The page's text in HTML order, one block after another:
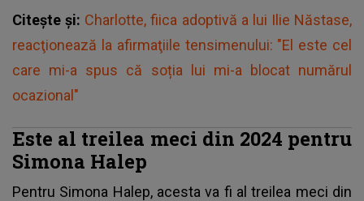
Citește și: Charlotte, fiica adoptivă a lui Ilie Năstase,
reacţionează la afirmaţiile tensimenului: "El este cel
care mi-a spus că soția lui mi-a blocat numărul
ocazional"
Este al treilea meci din 2024 pentru
Simona Halep
Pentru Simona Halep, acesta va fi al treilea meci din